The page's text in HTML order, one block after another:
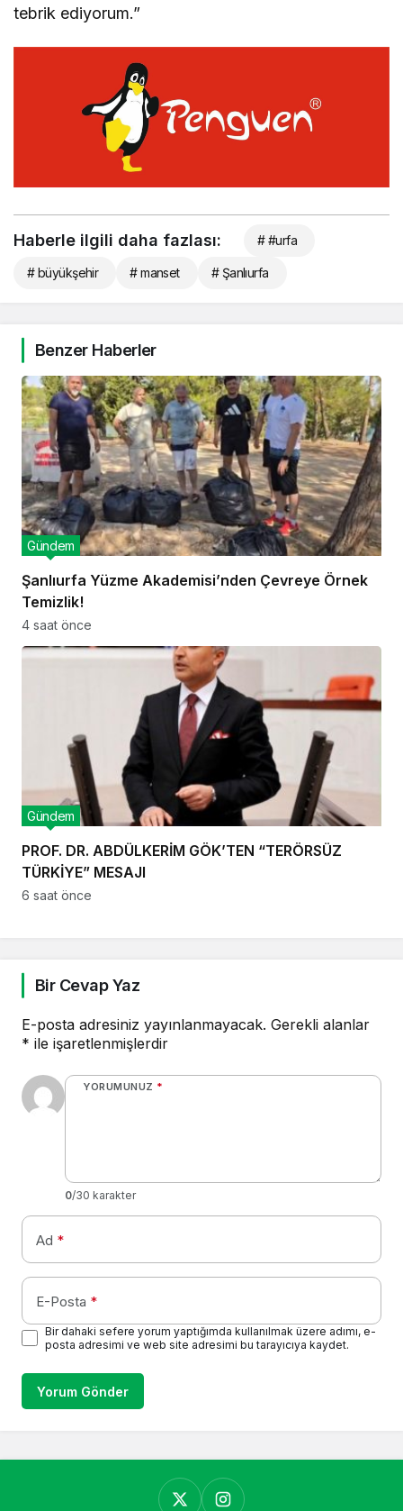
tebrik ediyorum.”
Haberle ilgili daha fazlası: # #urfa
# büyükşehir # manset # Şanlıurfa
Benzer Haberler
Şanlıurfa Yüzme Akademisi’nden Çevreye Örnek
Temizlik!
Gündem
4 saat önce
PROF. DR. ABDÜLKERİM GÖK’TEN “TERÖRSÜZ
TÜRKİYE” MESAJI
Gündem
6 saat önce
Bir Cevap Yaz
E-posta adresiniz yayınlanmayacak. Gerekli alanlar
* ile işaretlenmişlerdir
YORUMUNUZ *
0/30 karakter
Ad *
E-Posta *
Bir dahaki sefere yorum yaptığımda kullanılmak üzere adımı, e-
posta adresimi ve web site adresimi bu tarayıcıya kaydet.
Yorum Gönder